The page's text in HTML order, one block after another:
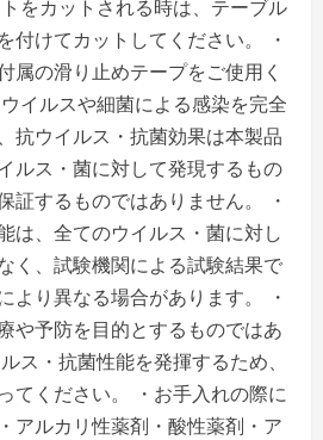
をカットされる時は、テーブル
付けてカットしてください。 ・
属の滑り止めテープをご使用く
イルスや細菌による感染を完全
抗ウイルス・抗菌効果は本製品
ルス・菌に対して発現するもの
証するものではありません。 ・
は、全てのウイルス・菌に対し
く、試験機関による試験結果で
より異なる場合があります。 ・
や予防を目的とするものではあ
ス・抗菌性能を発揮するため、
てください。 ・お手入れの際に
アルカリ性薬剤・酸性薬剤・ア